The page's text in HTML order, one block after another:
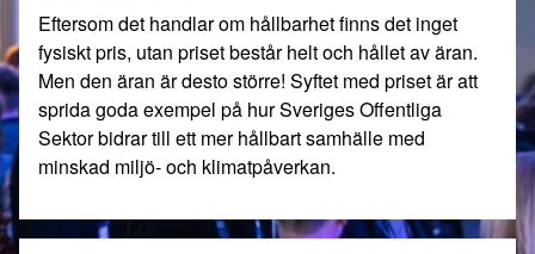
Eftersom det handlar om hållbarhet finns det inget
fysiskt pris, utan priset består helt och hållet av äran.
Men den äran är desto större! Syftet med priset är att
sprida goda exempel på hur Sveriges Offentliga
Sektor bidrar till ett mer hållbart samhälle med
minskad miljö- och klimatpåverkan.